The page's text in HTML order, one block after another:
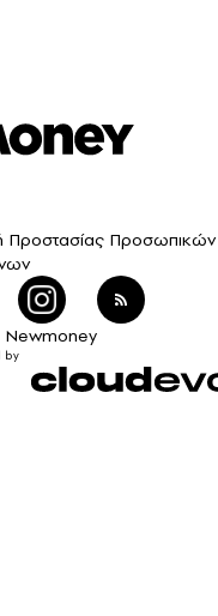
Προστασίας Προσωπικών
by